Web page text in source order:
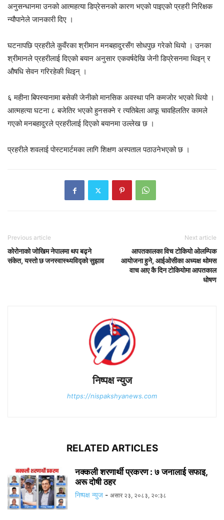
अनुसन्धानमा उनको आत्महत्या डिप्रेसनको कारण भएको पाइएको प्रहरी निरिक्षक
न्यौपानेले जानकारी दिए ।
घटनापछि प्रहरीले कुवँरका श्रीमान मनबहादुरसँग सोधपुछ गरेको थियो । उनका
श्रीमानले प्रहरीलाई दिएको बयान अनुसार एकवर्षदेखि जेनी डिप्रेसनमा थिइन् र
औषधि सेवन गरिरहेकी थिइन् ।
६ महीना बिपस्यानामा बसेकी जेनीको मानसिक अवस्था पनि कमजोर भएको थियो ।
आत्महत्या घटना ८ बजेतिर भएको हुनसक्ने र त्यतिबेला आफू चावहिलतिर कामले
गएको मनबहादुरले प्रहरीलाई दिएको बयानमा उल्लेख छ ।
प्रहरीले शवलाई पोस्टमार्टमका लागि शिक्षण अस्पताल पठाउनेभएको छ ।
Previous article
कोरोनाको जोखिम नेपालमा थप बढ्ने
संकेत, यस्तो छ जनस्वास्थ्यविद्को सुझाव
Next article
आपतकालका विच टोकियो ओलम्पिक
आयोजना हुने, आईओसीका अध्यक्ष थोमस
वाच आए कै दिन टोकियोमा आपतकाल
धोषण
निष्पक्ष न्युज
https://nispakshyanews.com
RELATED ARTICLES
नक्कली शरणार्थी प्रकरण : ७ जनालाई सफाइ,
अरू दोषी ठहर
निष्पक्ष न्युज - असार २३, २०८३, २०:३८